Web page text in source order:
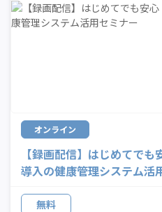
オンライン
【録画配信】はじめてで
導入の健康管理システム活
無料